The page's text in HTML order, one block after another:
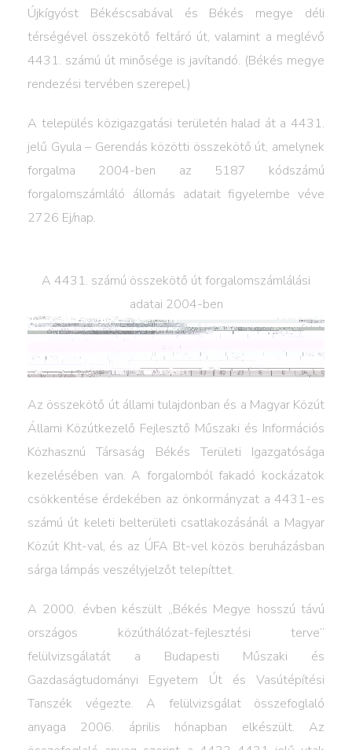
Újkígyóst Békéscsabával és Békés megye déli
térségével összekötő feltáró út, valamint a meglévő
4431. számú út minősége is javítandó. (Békés megye
rendezési tervében szerepel.)
A település közigazgatási területén halad át a 4431.
jelű Gyula – Gerendás közötti összekötő út, amelynek
forgalma 2004-ben az 5187 kódszámú
forgalomszámláló állomás adatait figyelembe véve
2726 Ej/nap.
A 4431. számú összekötő út forgalomszámlálási
adatai 2004-ben
Az összekötő út állami tulajdonban és a Magyar Közút
Állami Közútkezelő Fejlesztő Műszaki és Információs
Közhasznú Társaság Békés Területi Igazgatósága
kezelésében van. A forgalomból fakadó kockázatok
csökkentése érdekében az önkormányzat a 4431-es
számú út keleti belterületi csatlakozásánál a Magyar
Közút Kht-val, és az ÚFA Bt-vel közös beruházásban
sárga lámpás veszélyjelzőt telepíttet.
A 2000. évben készült „Békés Megye hosszú távú
országos közúthálózat-fejlesztési terve”
felülvizsgálatát a Budapesti Műszaki és
Gazdaságtudományi Egyetem Út és Vasútépítési
Tanszék végezte. A felülvizsgálat összefoglaló
anyaga 2006. április hónapban elkészült. Az